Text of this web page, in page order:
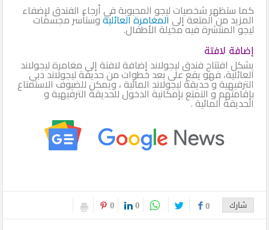
كما ستظهر شخصيات ليجو المحبوبة في أرجاء الفندق لإضفاء
المزيد من المتعة إلىالمغامرة العائليةوستأسر مجسمات
ليجو المنتشرة فيه مخيلة الأطفال.
إضافة لافتة
يشكل افتتاح فندق ليجولاند إضافة لافتة إلى مغامرة ليجولاند
العائلية، فهو يقع على بعد خطوات من حديقة ليجولاند دبي
الترفيهية و حديقة ليجولاند المائية ، ويمكن للضيوف الاستمتاع
بإقامتهم و التمتع بإمكانية الدخول للحديقة الترفيهية و
الحديقة المائية .
شارك 0
0
0